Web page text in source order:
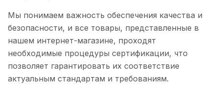
Мы понимаем важность обеспечения качества и
безопасности, и все товары, представленные в
нашем интернет-магазине, проходят
необходимые процедуры сертификации, что
позволяет гарантировать их соответствие
актуальным стандартам и требованиям.